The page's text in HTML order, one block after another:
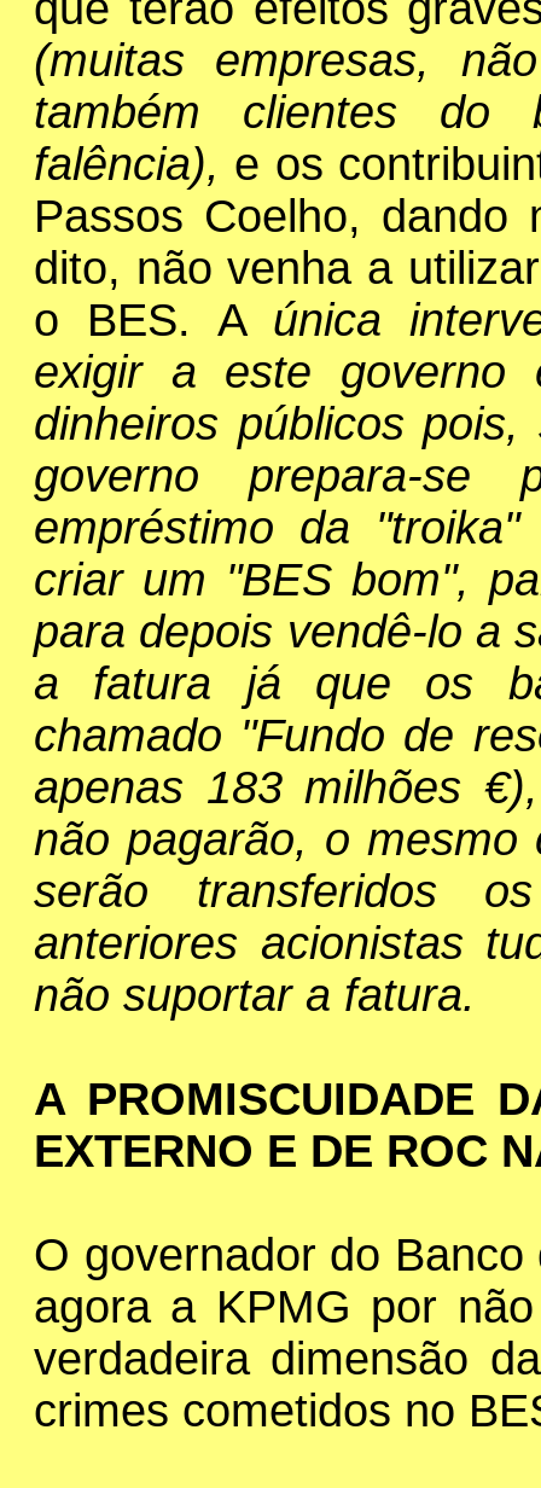
(muitas empresas,
também clientes do
falência), e os
Passos Coelho,
dito, não venha a
o BES. A única
exigir a este
dinheiros públicos
governo prepara-
empréstimo da
criar um "BES bom",
para depois vendê-lo a
a fatura já que os
chamado "Fundo de
apenas 183 milhões
não pagarão, o
serão transferidos
anteriores acionistas
não suportar a fatura.
A PROMISCUIDADE
EXTERNO E DE ROC
O governador do
agora a KPMG por
verdadeira dimensão
crimes cometidos no